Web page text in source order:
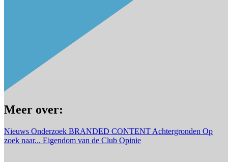
Meer over:
Nieuws Onderzoek BRANDED CONTENT Achtergronden Op
zoek naar... Eigendom van de Club Opinie